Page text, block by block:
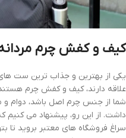
کیف و کفش چرم
یکی از بهترین و جذاب ترین ست
علاقه دارند، کیف و کفش چرم
شما از جنس چرم اصل باشد، دوام و
داشت. از این رو، پیشنهاد می کنیم
سراغ فروشگاه های معتبر بروید تا